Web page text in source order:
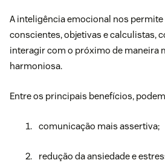
A inteligência emocional nos
conscientes, objetivas e calculistas,
interagir com o próximo de maneira
harmoniosa.
Entre os principais benefícios,
comunicação mais assertiva;
redução da ansiedade e